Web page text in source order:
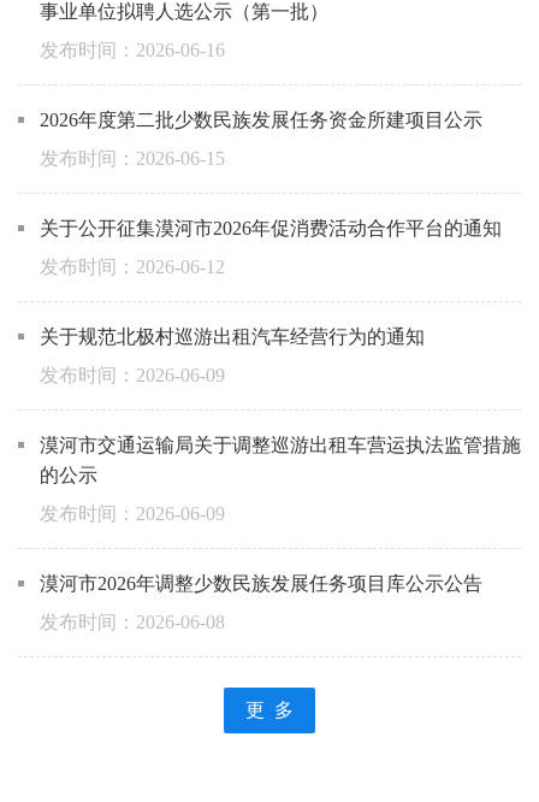
事业单位拟聘人选公示（第一批）
2026-06-16
2026年度第二批少数民族发展任务资金所建项目公示
2026-06-15
关于公开征集漠河市2026年促消费活动合作平台的通知
2026-06-12
关于规范北极村巡游出租汽车经营行为的通知
2026-06-09
漠河市交通运输局关于调整巡游出租车营运执法监管措施
的公示
2026-06-09
漠河市2026年调整少数民族发展任务项目库公示公告
2026-06-08
更 多